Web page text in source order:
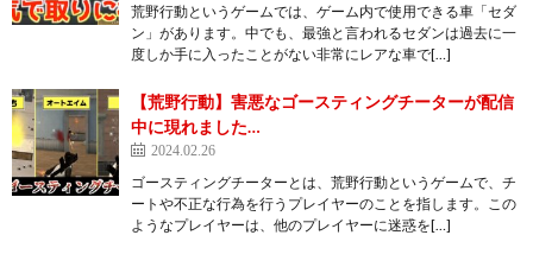
荒野行動というゲームでは、ゲーム内で使用できる車「セダ
ン」があります。中でも、最強と言われるセダンは過去に一
度しか手に入ったことがない非常にレアな車で[…]
【荒野行動】害悪なゴースティングチーターが配信
中に現れました…
2024.02.26
ゴースティングチーターとは、荒野行動というゲームで、チ
ートや不正な行為を行うプレイヤーのことを指します。この
ようなプレイヤーは、他のプレイヤーに迷惑を[…]